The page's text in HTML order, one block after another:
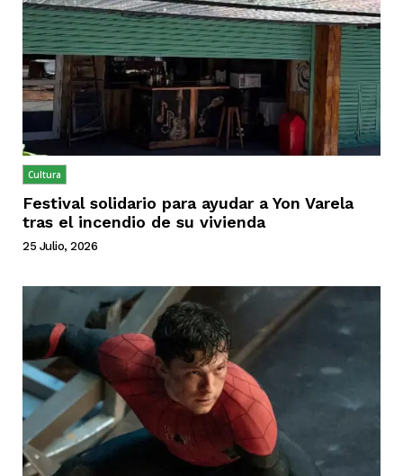
Cultura
Festival solidario para ayudar a Yon Varela
tras el incendio de su vivienda
25 Julio, 2026